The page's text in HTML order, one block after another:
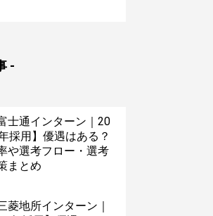
-
士通インターン｜20
採用】優遇はある？
や選考フロー・選考
まとめ
菱地所インターン｜